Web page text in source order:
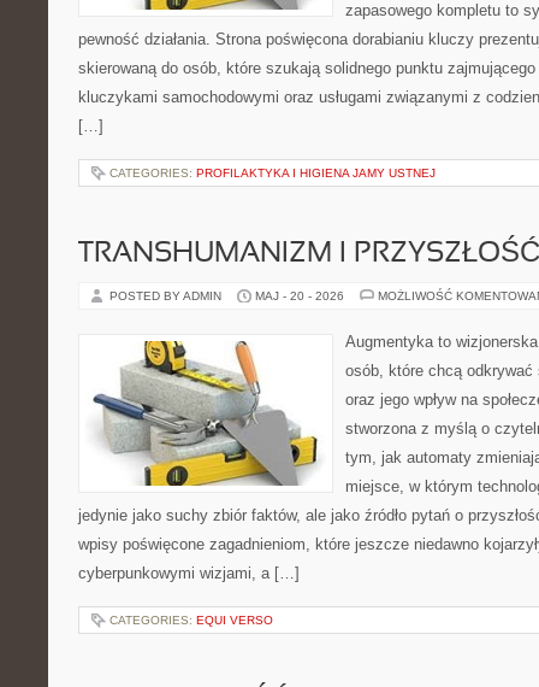
zapasowego kompletu to
pewność działania. Strona poświęcona dorabianiu kluczy
skierowaną do osób, które szukają solidnego punktu
kluczykami samochodowymi oraz usługami związanymi z
[…]
CATEGORIES: PROFILAKTYKA I HIGIENA JAMY USTNEJ
TRANSHUMANIZM I
POSTED BY ADMIN MAJ - 20 - 2026 MOŻLIWOŚĆ
Augmentyka to
osób, które chcą
oraz jego wpływ na
stworzona z myślą o
tym, jak automaty
miejsce, w którym
jedynie jako suchy zbiór faktów, ale jako źródło pytań o
wpisy poświęcone zagadnieniom, które jeszcze niedawno
cyberpunkowymi wizjami, a […]
CATEGORIES: EQUI VERSO